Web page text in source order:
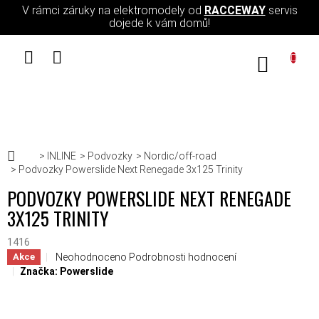
Přejít na obsah
V rámci záruky na elektromodely od RACCEWAYservis
dojede k vám domů!
DomůINLINE Podvozky
Nordic/off-road
Podvozky Powerslide Next Renegade 3x125 Trinity
PODVOZKY POWERSLIDE NEXT RENEGADE
3X125 TRINITY
1416
Akce Průměrné hodnocení produktu je 0,0 z 5 hvězdiček.
Neohodnoceno Podrobnosti hodnocení
Značka: Powerslide